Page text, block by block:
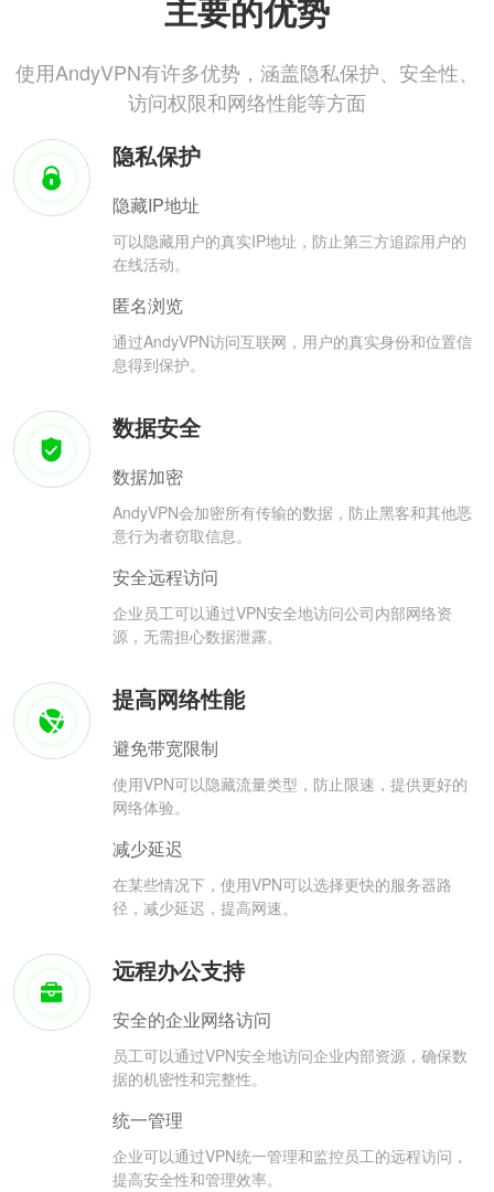
主要的优势
使用AndyVPN有许多优势，涵盖隐私保护、安全性、
访问权限和网络性能等方面
隐私保护
隐藏IP地址
可以隐藏用户的真实IP地址，防止第三方追踪用户的
在线活动。
匿名浏览
通过AndyVPN访问互联网，用户的真实身份和位置信
息得到保护。
数据安全
数据加密
AndyVPN会加密所有传输的数据，防止黑客和其他恶
意行为者窃取信息。
安全远程访问
企业员工可以通过VPN安全地访问公司内部网络资
源，无需担心数据泄露。
提高网络性能
避免带宽限制
使用VPN可以隐藏流量类型，防止限速，提供更好的
网络体验。
减少延迟
在某些情况下，使用VPN可以选择更快的服务器路
径，减少延迟，提高网速。
远程办公支持
安全的企业网络访问
员工可以通过VPN安全地访问企业内部资源，确保数
据的机密性和完整性。
统一管理
企业可以通过VPN统一管理和监控员工的远程访问，
提高安全性和管理效率。